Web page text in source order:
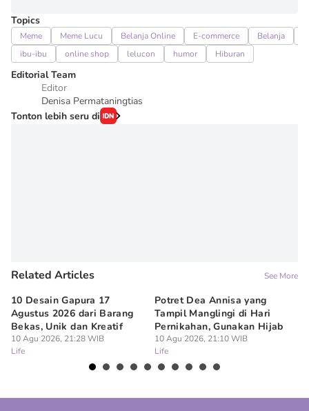
Topics
Meme Meme Lucu Belanja Online E-commerce Belanja
ibu-ibu
online shop lelucon humor Hiburan
Editorial Team
Editor
Denisa Permataningtias
Tonton lebih seru di
Related Articles See More
10 Desain Gapura 17
Agustus 2026 dari Barang
Bekas, Unik dan Kreatif
10 Agu 2026, 21:28 WIB
Life
Potret Dea Annisa yang
Tampil Manglingi di Hari
Pernikahan, Gunakan Hijab
10 Agu 2026, 21:10 WIB
Life